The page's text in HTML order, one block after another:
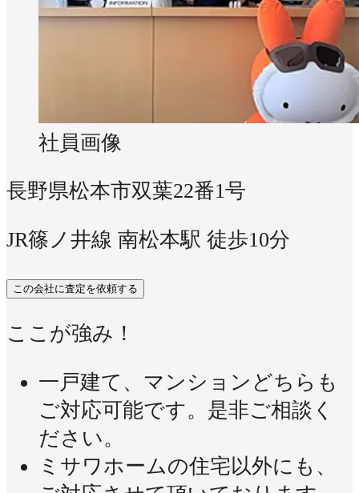
社員画像
長野県松本市双葉22番1号
JR篠ノ井線 南松本駅 徒歩10分
この会社に査定を依頼する
ここが強み！
一戸建て、マンションどちらも
ご対応可能です。是非ご相談く
ださい。
ミサワホームの住宅以外にも、